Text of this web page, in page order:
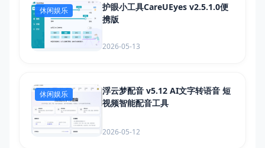
休闲娱乐
护眼小工具CareUEyes v2.5.1.0便
携版
2026-05-13
休闲娱乐
浮云梦配音 v5.12 AI文字转语音 短
视频智能配音工具
2026-05-12